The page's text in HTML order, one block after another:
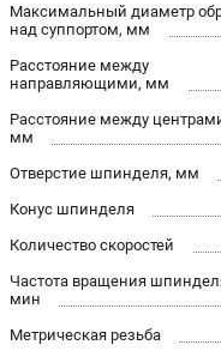
Максимальный диаметр
над суппортом, мм
Расстояние между
направляющими, мм
Расстояние между
мм
Отверстие шпинделя, мм
Конус шпинделя
Количество скоростей
Частота вращения
мин
Метрическая резьба